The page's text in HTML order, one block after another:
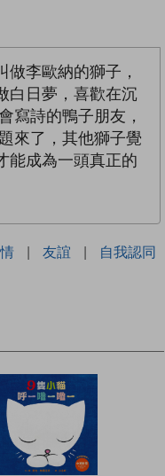
做李歐納的獅子，
白日夢，喜歡在沉
寫詩的鴨子朋友，
來了，其他獅子覺
能成為一頭真正的
| 友誼 | 自我認同